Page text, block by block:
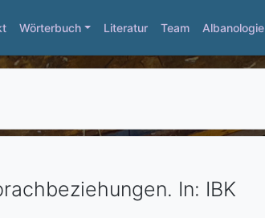
Wörterbuch Literatur Team Albanologie
In: IBK